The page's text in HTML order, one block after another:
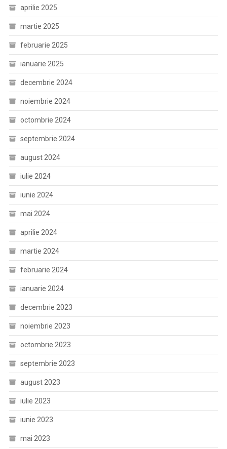
aprilie 2025
martie 2025
februarie 2025
ianuarie 2025
decembrie 2024
noiembrie 2024
octombrie 2024
septembrie 2024
august 2024
iulie 2024
iunie 2024
mai 2024
aprilie 2024
martie 2024
februarie 2024
ianuarie 2024
decembrie 2023
noiembrie 2023
octombrie 2023
septembrie 2023
august 2023
iulie 2023
iunie 2023
mai 2023